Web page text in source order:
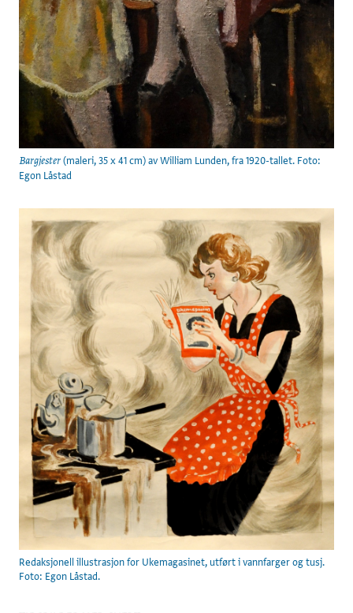
Bargjester (maleri, 35 x 41 cm) av William Lunden, fra 1920-tallet. Foto:
Egon Låstad
Redaksjonell illustrasjon for Ukemagasinet, utført i vannfarger og tusj.
Foto: Egon Låstad.